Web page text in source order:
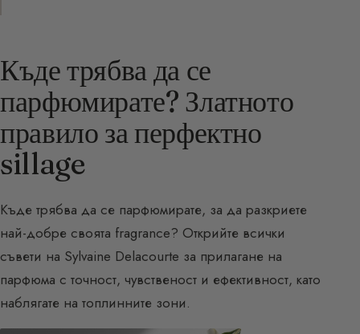
Къде трябва да се
парфюмирате? Златното
правило за перфектно
sillage
Къде трябва да се парфюмирате, за да разкриете
най-добре своята fragrance? Открийте всички
съвети на Sylvaine Delacourte за прилагане на
парфюма с точност, чувственост и ефективност, като
наблягате на топлинните зони.